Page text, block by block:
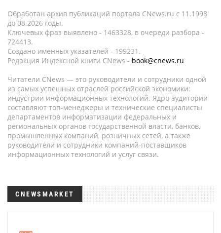
Обработан архив публикаций портала CNews.ru c 11.1998
до 08.2026 годы.
Ключевых фраз выявлено - 1463328, в очереди разбора -
724413.
Создано именных указателей - 199231.
Редакция Индексной книги CNews - book@cnews.ru
Читатели CNews — это руководители и сотрудники одной
из самых успешных отраслей российской экономики:
индустрии информационных технологий. Ядро аудитории
составляют топ-менеджеры и технические специалисты
департаментов информатизации федеральных и
региональных органов государственной власти, банков,
промышленных компаний, розничных сетей, а также
руководители и сотрудники компаний-поставщиков
информационных технологий и услуг связи.
CNEWSMARKET